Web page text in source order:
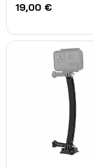
19,00 €